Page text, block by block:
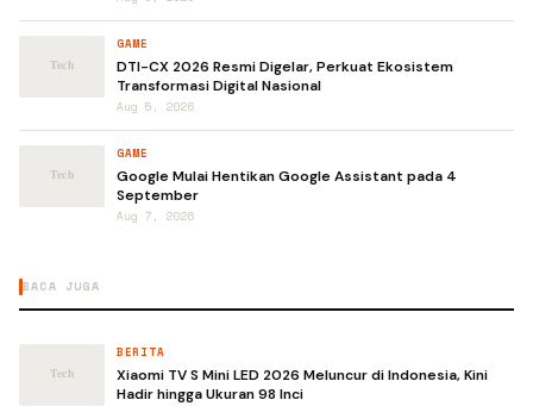
GAME
DTI-CX 2026 Resmi Digelar, Perkuat Ekosistem
Transformasi Digital Nasional
Aug 5, 2026
GAME
Google Mulai Hentikan Google Assistant pada 4
September
Aug 7, 2026
BACA JUGA
BERITA
Xiaomi TV S Mini LED 2026 Meluncur di Indonesia, Kini
Hadir hingga Ukuran 98 Inci